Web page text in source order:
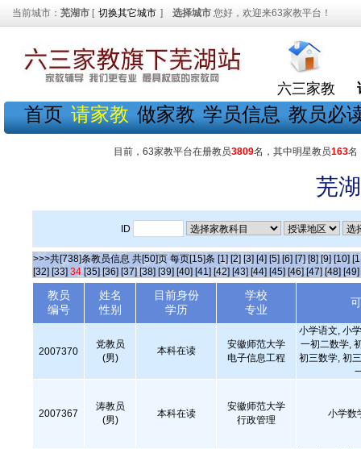
当前城市： 芜湖市 [ 切换其它城市 ] 选择城市 您好，欢迎来63家教平台！
六三家教
首页 请家教 做家教 学员信息 教员必
目前，63家教平台在册教员3809名，其中明星教员163名
芜
ID
>>>共[738]条教员信息 共[50]页 每页[15]条 [1] [2] [3] [4] [5] [6] [7] [8] [9] [10]
[32] [33] 34 [35] [36] [37] [38] [39] [40] [41] [42] [43] [44] [45] [46] [47] [48] [49]
教员
编号
姓名
性别
目前身份
学历
学校
专业
2007370
党教员
(男)
本科在读
安徽师范大学
电子信息工程
小学语文, 小
一初二数学,
初三数学, 初
2007367
涛教员
(男)
本科在读
安徽师范大学
行政管理
小学数